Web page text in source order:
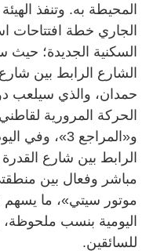
المحيطة به. وتنفذ
الجاري خطة افتتاحات
الشارع الرابط بين
حمدان، والذي سيلعب
الحركة المرورية
و«المراجع
الرابط بين شارع
مباشر وفعال بين
موتور سيتي»، ما
اليومية بنسب
للسائقين.